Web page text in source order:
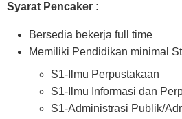
Syarat Pencaker :
Bersedia bekerja full time
Memiliki Pendidikan minimal
S1-Ilmu Perpustakaan
S1-Ilmu Informasi dan
S1-Administrasi Publik/